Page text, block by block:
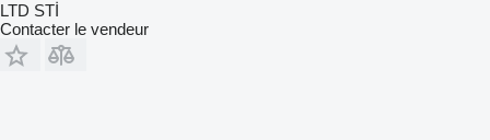
LTD STİ
Contacter le vendeur